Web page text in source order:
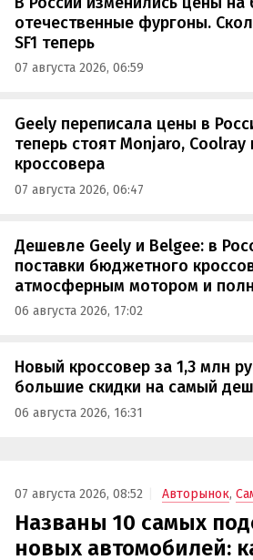
отечественные фургоны.
SF1 теперь
07 августа 2026, 06:59
Geely переписала цены в
теперь стоят Monjaro,
кроссовера
07 августа 2026, 06:47
Дешевле Geely и Belgee: в
поставки бюджетного
атмосферным мотором и
06 августа 2026, 17:02
Новый кроссовер за 1,3 млн
большие скидки на самый
06 августа 2026, 16:31
07 августа 2026, 08:52 Авторынок,
Названы 10 самых
новых автомобилей: